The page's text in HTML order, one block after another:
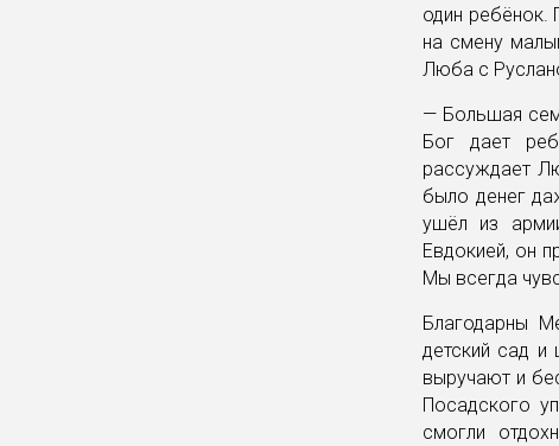
один ребёнок.
на смену
Люба с
— Большая
Бог дает
рассуждает
было денег
ушёл из
Евдокией, он
Мы всегда
Благодарны
детский сад
выручают и
Посадского
смогли